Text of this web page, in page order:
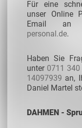
Für eine
unser Online
Email
personal.de.
Haben Sie
unter 0711 340
14097939 an,
Daniel Martel
DAHMEN -